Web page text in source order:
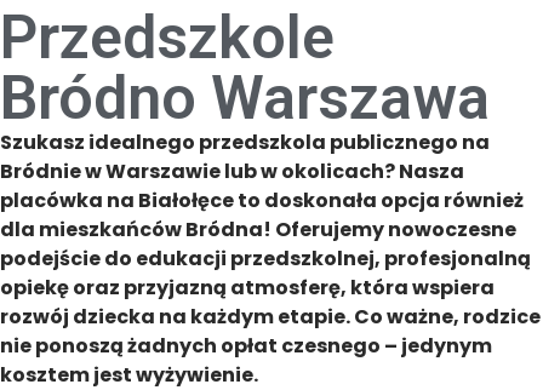
Przedszkole
Bródno Warszawa
Szukasz idealnego przedszkola publicznego na
Bródnie w Warszawie lub w okolicach? Nasza
placówka na Białołęce to doskonała opcja również
dla mieszkańców Bródna! Oferujemy nowoczesne
podejście do edukacji przedszkolnej, profesjonalną
opiekę oraz przyjazną atmosferę, która wspiera
rozwój dziecka na każdym etapie. Co ważne, rodzice
nie ponoszą żadnych opłat czesnego – jedynym
kosztem jest wyżywienie.